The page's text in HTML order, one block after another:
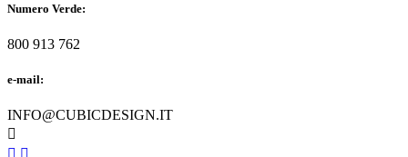
Numero Verde:
800 913 762
e-mail:
INFO@CUBICDESIGN.IT
